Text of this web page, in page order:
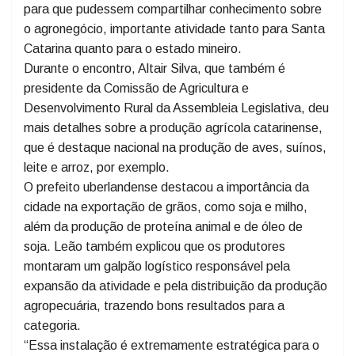
(6) em Uberlândia, Minas Gerais, para cumprir uma
série de agendas na cidade. Uma delas foi um
encontro com o prefeito municipal Odelmo Leão (PP),
para que pudessem compartilhar conhecimento sobre
o agronegócio, importante atividade tanto para Santa
Catarina quanto para o estado mineiro.
Durante o encontro, Altair Silva, que também é
presidente da Comissão de Agricultura e
Desenvolvimento Rural da Assembleia Legislativa, deu
mais detalhes sobre a produção agrícola catarinense,
que é destaque nacional na produção de aves, suínos,
leite e arroz, por exemplo.
O prefeito uberlandense destacou a importância da
cidade na exportação de grãos, como soja e milho,
além da produção de proteína animal e de óleo de
soja. Leão também explicou que os produtores
montaram um galpão logístico responsável pela
expansão da atividade e pela distribuição da produção